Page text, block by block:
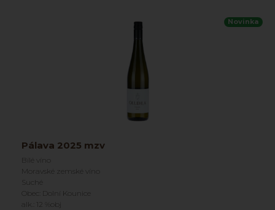
Novinka
Pálava 2025 mzv
Bílé víno
Moravské zemské víno
Suché
Obec: Dolní Kounice
alk.: 12 %obj